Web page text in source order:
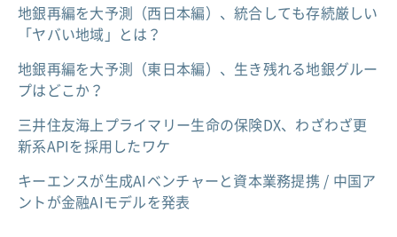
地銀再編を大予測（西日本編）、統合しても存続厳しい
「ヤバい地域」とは？
地銀再編を大予測（東日本編）、生き残れる地銀グルー
プはどこか？
三井住友海上プライマリー生命の保険DX、わざわざ更
新系APIを採用したワケ
キーエンスが生成AIベンチャーと資本業務提携 / 中国ア
ントが金融AIモデルを発表